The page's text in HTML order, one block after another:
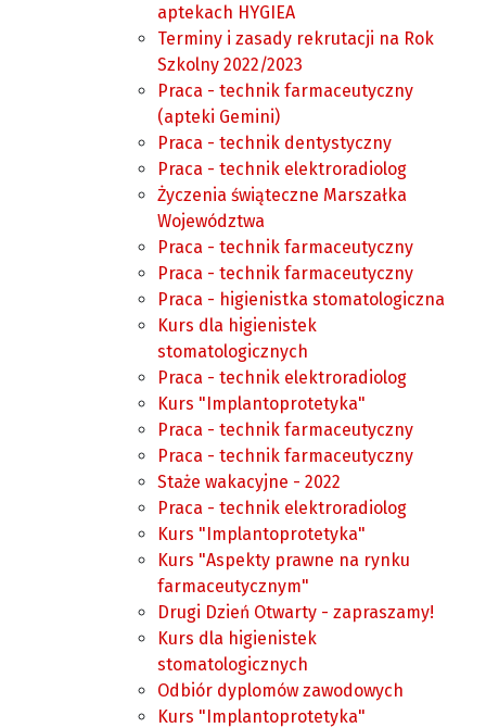
aptekach HYGIEA
Terminy i zasady rekrutacji na Rok
Szkolny 2022/2023
Praca - technik farmaceutyczny
(apteki Gemini)
Praca - technik dentystyczny
Praca - technik elektroradiolog
Życzenia świąteczne Marszałka
Województwa
Praca - technik farmaceutyczny
Praca - technik farmaceutyczny
Praca - higienistka stomatologiczna
Kurs dla higienistek
stomatologicznych
Praca - technik elektroradiolog
Kurs "Implantoprotetyka"
Praca - technik farmaceutyczny
Praca - technik farmaceutyczny
Staże wakacyjne - 2022
Praca - technik elektroradiolog
Kurs "Implantoprotetyka"
Kurs "Aspekty prawne na rynku
farmaceutycznym"
Drugi Dzień Otwarty - zapraszamy!
Kurs dla higienistek
stomatologicznych
Odbiór dyplomów zawodowych
Kurs "Implantoprotetyka"